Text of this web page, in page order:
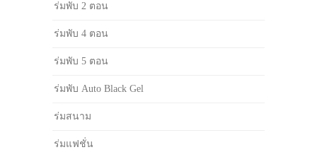
ร่มพับ 2 ตอน
ร่มพับ 4 ตอน
ร่มพับ 5 ตอน
ร่มพับ Auto Black Gel
ร่มสนาม
ร่มแฟชั่น